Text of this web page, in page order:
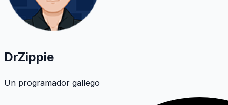
DrZippie
Un programador gallego